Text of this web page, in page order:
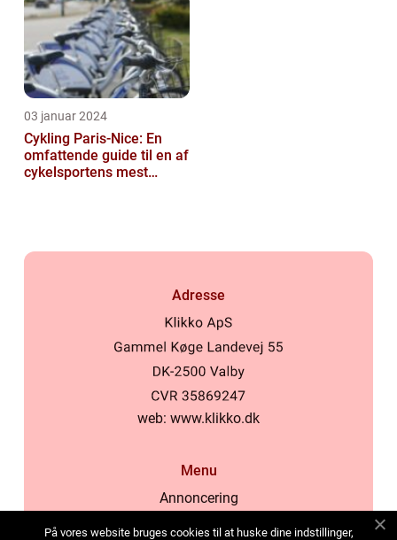
03 januar 2024
Cykling Paris-Nice: En
omfattende guide til en af
cykelsportens mest
Adresse
web: www.klikko.dk
Menu
Annoncering
På vores website bruges cookies til at huske dine indstillinger,